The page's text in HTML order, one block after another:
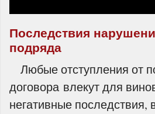
Последствия
подряда
Любые отступления от
договора влекут для
негативные